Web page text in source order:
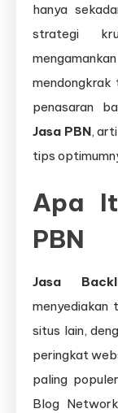
hanya
strategi
penasaran
Jasa PBN,
tips
Apa
PBN
Jasa
menyediakan
situs lain,
peringkat
paling
Blog